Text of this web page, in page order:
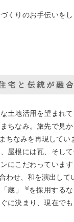
くりのお手伝いを
宅と伝統が融
土地活用を望まれ
ちなみ。旅先で見
ちなみを再現してい
屋根には瓦、そし
にこだわっていま
わせ、和を演出して
蔵」
®を採用する
に決まり、現在で